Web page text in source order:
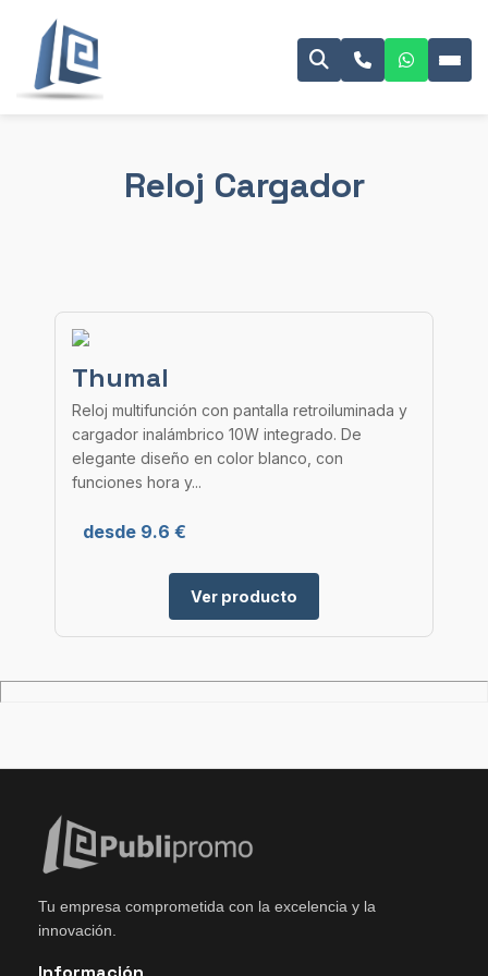
Reloj Cargador
Thumal
Reloj multifunción con pantalla retroiluminada y
cargador inalámbrico 10W integrado. De
elegante diseño en color blanco, con
funciones hora y...
desde 9.6 €
Ver producto
Tu empresa comprometida con la excelencia y la
innovación.